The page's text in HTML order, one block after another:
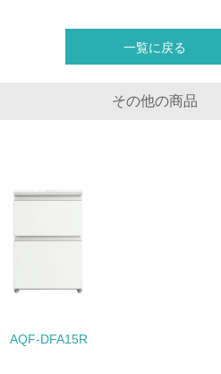
び外部（大気・水・土壌）への排出量
び外部への排出量を把握し、具体的な
減及びリサイクルの推進、適正処理を
リティの確認等）を行っている
一覧に戻る
その他の商品
AQF-DFA15R